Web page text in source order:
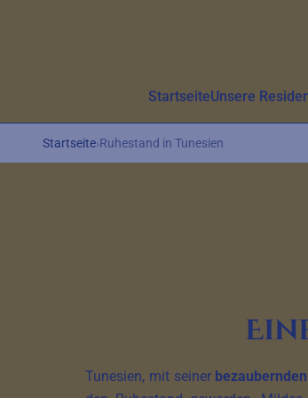
StartseiteUnsere
Startseite›Ruhestand in Tunesien
Tunesien, mit seiner